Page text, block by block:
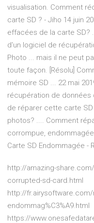
visualisation. Comment
carte SD ? - Jiho 14 juin
effacées de la carte SD?
d'un logiciel de
Photo ... mais il ne peut
toute façon. [Résolu]
mémoire SD ... 22 mai
récupération de données
de réparer cette carte
photos? .... Comment
corrompue,
Carte SD Endommagée -
http://amazing-
corrupted-sd-card.html
http://
endommag%C3%A9.html
https://